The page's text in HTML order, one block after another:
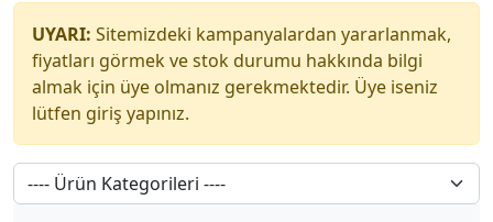
UYARI: Sitemizdeki kampanyalardan yararlanmak,
fiyatları görmek ve stok durumu hakkında bilgi
almak için üye olmanız gerekmektedir. Üye iseniz
lütfen giriş yapınız.